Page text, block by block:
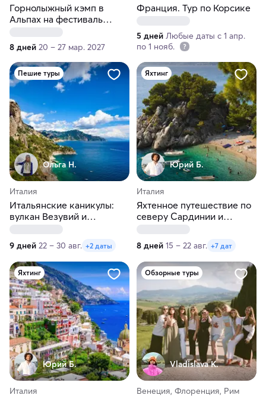
Горнолыжный кэмп в
Альпах на фестиваль
8 дней 20 – 27 мар. 2027
Франция. Тур по Корсике
5 дней Любые даты с 1 апр.
по 1 нояб.
Пешие туры
Ольга Н.
Италия
Итальянские каникулы:
вулкан Везувий и
9 дней 22 – 30 авг. +2 даты
Яхтинг
Юрий Б.
Италия
Яхтенное путешествие по
северу Сардинии и
8 дней 15 – 22 авг. +7 дат
Яхтинг
Юрий Б.
Италия
Обзорные туры
Vladislava K.
Венеция, Флоренция, Рим